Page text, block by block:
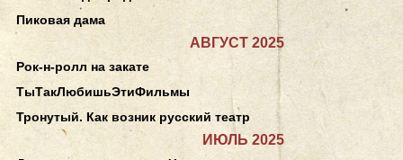
Пиковая дама
АВГУСТ 2025
Рок-н-ролл на закате
ТыТакЛюбишьЭтиФильмы
Тронутый. Как возник русский театр
ИЮЛЬ 2025